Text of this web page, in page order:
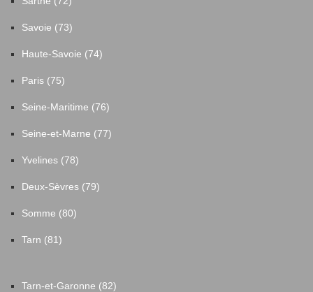
Savoie (73)
Haute-Savoie (74)
Paris (75)
Seine-Maritime (76)
Seine-et-Marne (77)
Yvelines (78)
Deux-Sèvres (79)
Somme (80)
Tarn (81)
Tarn-et-Garonne (82)